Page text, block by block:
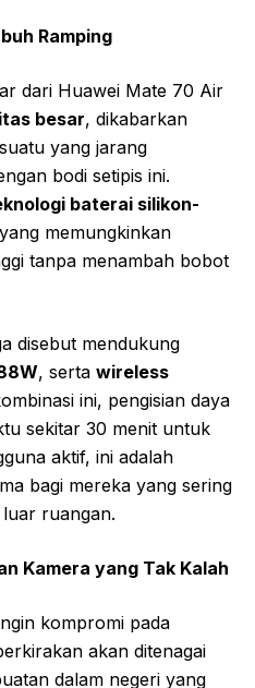
Ramping
dari Huawei Mate 70 Air
besar, dikabarkan
yang jarang
bodi setipis ini.
baterai silikon-
memungkinkan
tanpa menambah bobot
disebut mendukung
, serta wireless
ini, pengisian daya
sekitar 30 menit untuk
aktif, ini adalah
bagi mereka yang sering
ruangan.
Kamera yang Tak Kalah
kompromi pada
akan ditenagai
dalam negeri yang